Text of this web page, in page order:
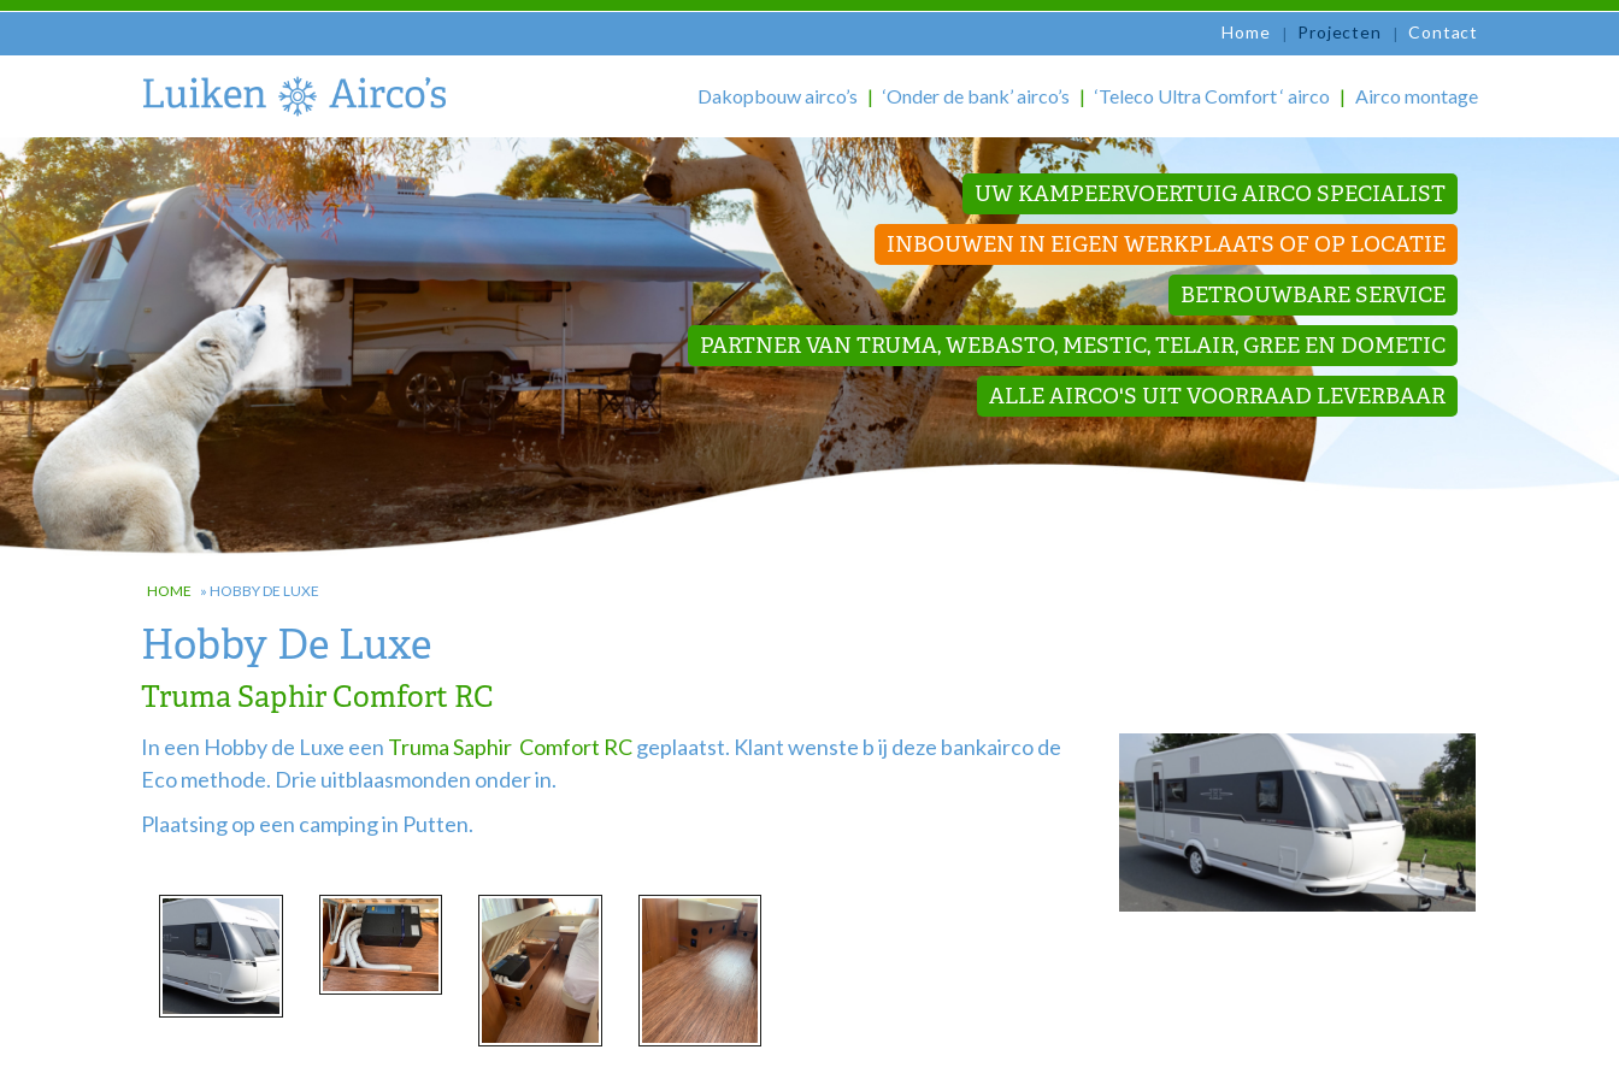
Home Projecten Contact
Dakopbouw airco’s ‘Onder de bank’ airco’s ‘Teleco Ultra Comfort ‘ airco Airco montage
UW KAMPEERVOERTUIG AIRCO SPECIALIST
INBOUWEN IN EIGEN WERKPLAATS OF OP LOCATIE
BETROUWBARE SERVICE
PARTNER VAN TRUMA, WEBASTO, MESTIC, TELAIR, GREE EN DOMETIC
ALLE AIRCO'S UIT VOORRAAD LEVERBAAR
HOME » HOBBY DE LUXE
Hobby De Luxe
Truma Saphir Comfort RC
In een Hobby de Luxe een Truma Saphir Comfort RCgeplaatst. Klant wenste b ij deze bankairco de
Eco methode. Drie uitblaasmonden onder in.
Plaatsing op een camping in Putten.